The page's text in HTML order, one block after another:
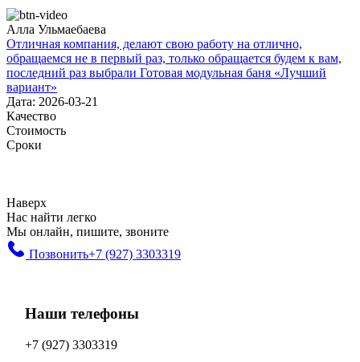
Алла Ульмаебаева
Отличная компания, делают свою работу на отлично,
обращаемся не в первый раз, только обращается будем к вам,
последний раз выбрали Готовая модульная баня «Лучший
вариант»
Дата: 2026-03-21
Качество
Стоимость
Сроки
Наверх
Нас найти легко
Мы онлайн, пишите, звоните
Позвонить+7 (927) 3303319
Наши телефоны
+7 (927) 3303319